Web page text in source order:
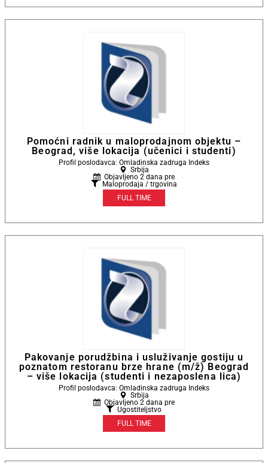
Pomoćni radnik u maloprodajnom objektu –
Beograd, više lokacija (učenici i studenti)
Profil poslodavca: Omladinska zadruga Indeks
Srbija
Objavljeno 2 dana pre
Maloprodaja / trgovina
FULL TIME
Pakovanje porudžbina i usluživanje gostiju u
poznatom restoranu brze hrane (m/ž) Beograd
– više lokacija (studenti i nezaposlena lica)
Profil poslodavca: Omladinska zadruga Indeks
Srbija
Objavljeno 2 dana pre
Ugostiteljstvo
FULL TIME